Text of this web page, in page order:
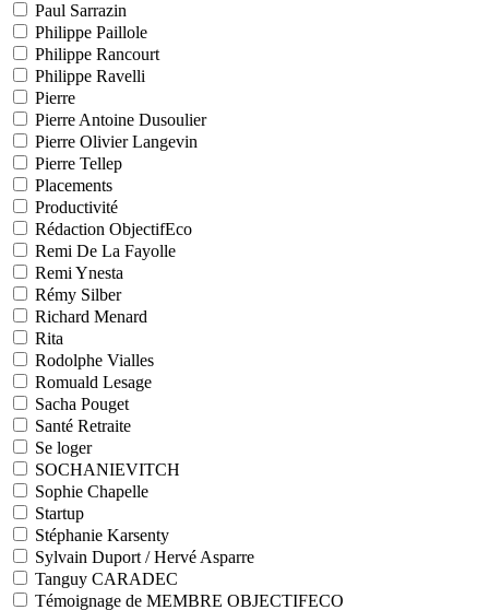
Paul Sarrazin
Philippe Paillole
Philippe Rancourt
Philippe Ravelli
Pierre
Pierre Antoine Dusoulier
Pierre Olivier Langevin
Pierre Tellep
Placements
Productivité
Rédaction ObjectifEco
Remi De La Fayolle
Remi Ynesta
Rémy Silber
Richard Menard
Rita
Rodolphe Vialles
Romuald Lesage
Sacha Pouget
Santé Retraite
Se loger
SOCHANIEVITCH
Sophie Chapelle
Startup
Stéphanie Karsenty
Sylvain Duport / Hervé Asparre
Tanguy CARADEC
Témoignage de MEMBRE OBJECTIFECO